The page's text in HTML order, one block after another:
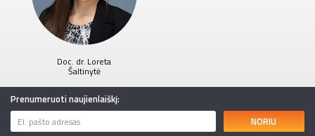
Doc. dr. Loreta
Šaltinytė
Prenumeruoti naujienlaiškį:
NORIU